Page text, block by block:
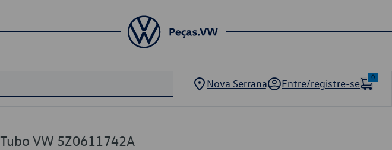
Nova Serrana Entre/registre-se
0
Tubo VW 5Z0611742A